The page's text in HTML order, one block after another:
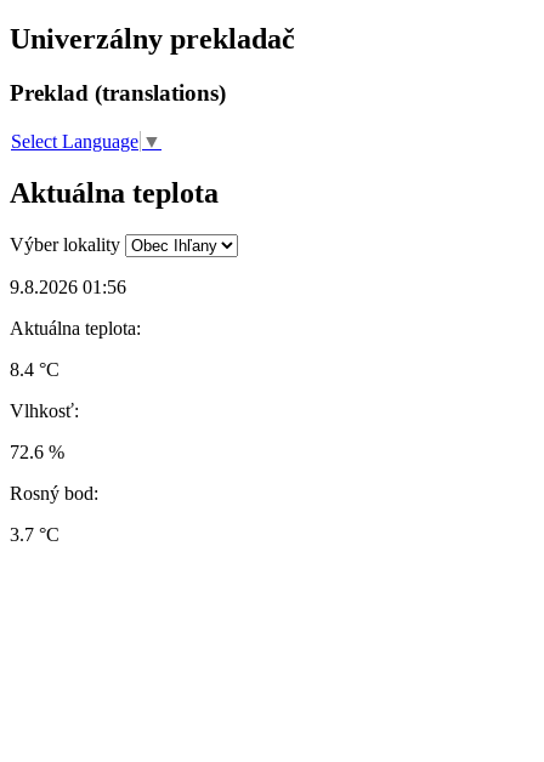
Univerzálny prekladač
Preklad (translations)
Select Language ▼
Aktuálna teplota
Výber lokality
9.8.2026 01:56
Aktuálna teplota:
8.4 °C
Vlhkosť:
72.6 %
Rosný bod:
3.7 °C